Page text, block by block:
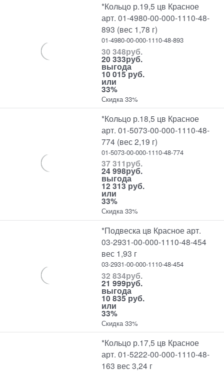
*Кольцо р.19,5 цв Красное
арт. 01-4980-00-000-1110-48-
893 (вес 1,78 г)
01-4980-00-000-1110-48-893
30 348руб.
20 333руб.
выгода
10 015 руб.
или
33%
Скидка 33%
*Кольцо р.18,5 цв Красное
арт. 01-5073-00-000-1110-48-
774 (вес 2,19 г)
01-5073-00-000-1110-48-774
37 311руб.
24 998руб.
выгода
12 313 руб.
или
33%
Скидка 33%
*Подвеска цв Красное арт.
03-2931-00-000-1110-48-454
вес 1,93 г
03-2931-00-000-1110-48-454
32 834руб.
21 999руб.
выгода
10 835 руб.
или
33%
Скидка 33%
*Кольцо р.17,5 цв Красное
арт. 01-5222-00-000-1110-48-
163 вес 3,24 г